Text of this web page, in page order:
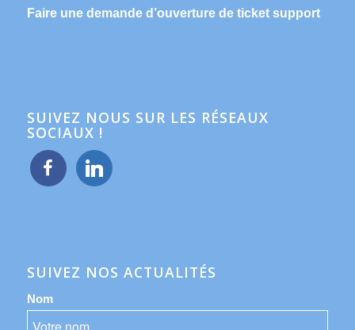
Faire une demande d’ouverture de ticket support
SUIVEZ NOUS SUR LES RÉSEAUX
SOCIAUX !
facebook linkedin
SUIVEZ NOS ACTUALITÉS
Nom